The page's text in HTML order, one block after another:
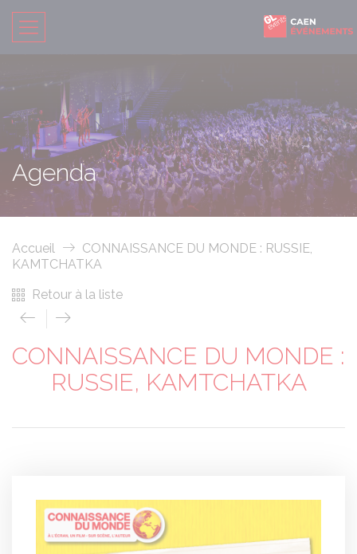
Agenda
Accueil
CONNAISSANCE DU MONDE : RUSSIE,
KAMTCHATKA
Retour à la liste
CONNAISSANCE DU MONDE :
RUSSIE, KAMTCHATKA